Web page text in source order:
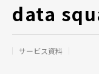
data
サービス資料